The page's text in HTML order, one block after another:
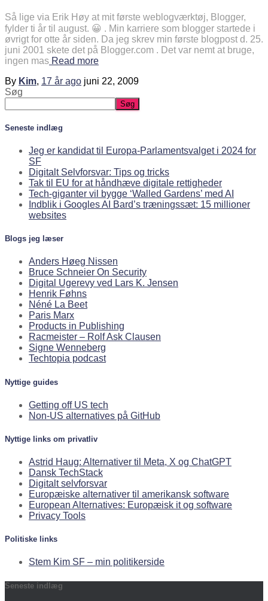
Så lige via Erik Høy at mit første weblogværktøj, Blogger,
fylder ti år til august. 😀 . Min karriere som blogger startede i
øvrigt for otte år siden. Da jeg skrev min første blogpost d. 25.
juni 2001 skete det på Blogger.com . Det var nemt at bruge,
ingen mas Read more
By Kim, 17 år ago juni 22, 2009
Søg
Søg
Seneste indlæg
Jeg er kandidat til Europa-Parlamentsvalget i 2024 for
SF
Digitalt Selvforsvar: Tips og tricks
Tak til EU for at håndhæve digitale rettigheder
Tech-giganter vil bygge ‘Walled Gardens’ med AI
Indblik i Googles AI Bard’s træningssæt: 15 millioner
websites
Blogs jeg læser
Anders Høeg Nissen
Bruce Schneier On Security
Digital Ugerevy ved Lars K. Jensen
Henrik Føhns
Néné La Beet
Paris Marx
Products in Publishing
Racmeister – Rolf Ask Clausen
Signe Wenneberg
Techtopia podcast
Nyttige guides
Getting off US tech
Non-US alternatives på GitHub
Nyttige links om privatliv
Astrid Haug: Alternativer til Meta, X og ChatGPT
Dansk TechStack
Digitalt selvforsvar
Europæiske alternativer til amerikansk software
European Alternatives: Europæisk it og software
Privacy Tools
Politiske links
Stem Kim SF – min politikerside
Seneste indlæg